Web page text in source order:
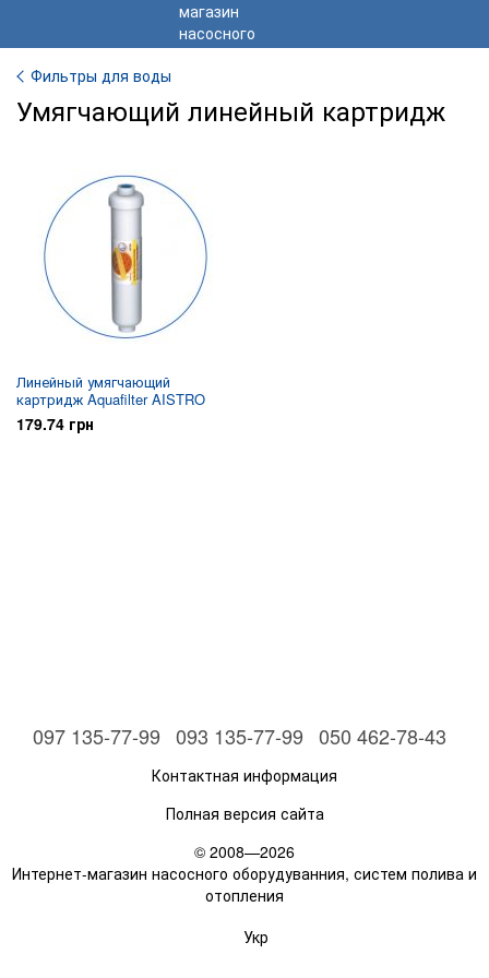
Фильтры для воды
Умягчающий линейный картридж
Линейный умягчающий
картридж Aquafilter AISTRO
179.74 грн
097 135-77-99 093 135-77-99 050 462-78-43
Контактная информация
Полная версия сайта
© 2008—2026
Интернет-магазин насосного оборудуванния, систем полива и
отопления
Укр